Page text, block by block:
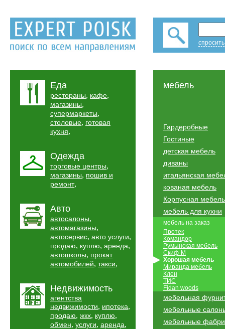
Еда
рестораны, кафе,
магазины,
супермаркеты,
столовые, готовая
кухня,
Одежда
торговые центры,
магазины, пошив и
ремонт,
Авто
автосалоны,
автомагазины,
автосервис, авто услуги,
продаю, куплю, аренда,
автошколы, прокат
автомобилей, такси,
Недвижимость
агентства
недвижимости, ипотека,
продаю, жкх, куплю,
обмен, услуги, аренда,
мебель
Гардеробные
Гостиные
детская мебель
диваны
итальянская
кованая мебель
Корпусная мебель
мебель для кухни
мебель на заказ
Протек
Командор
Румынская мебель
Скиф-М
Хорошая мебель
Миранда мебель
Клен
ТИС
Fidan woods
мебельная
мебельные
мебельные